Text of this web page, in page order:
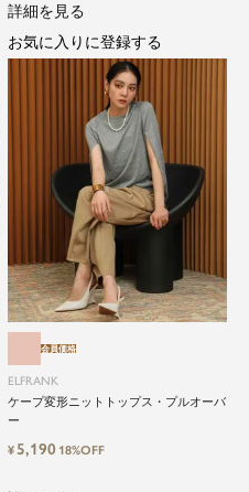
ELFRANK
ケープ変形ニットトップス・プルオーバ
ー
会員価格
¥5,190 18%OFF
詳細を見る
お気に入りに登録する